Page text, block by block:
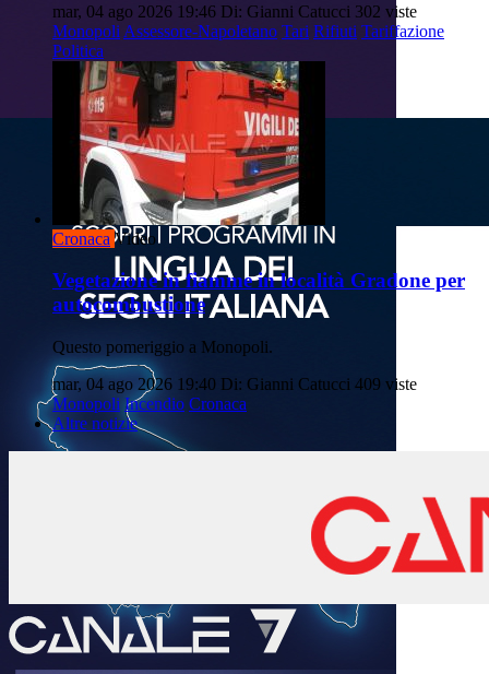
mar, 04 ago 2026 19:46 Di: Gianni Catucci 302 viste
Monopoli Assessore-Napoletano Tari Rifiuti Tariffazione
Politica
Cronaca Video
Vegetazione in fiamme in località Gradone per
autocombustione
Questo pomeriggio a Monopoli.
mar, 04 ago 2026 19:40 Di: Gianni Catucci 409 viste
Monopoli Incendio Cronaca
Altre notizie